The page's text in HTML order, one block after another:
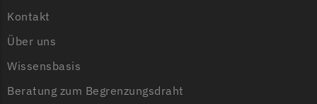
Kontakt
Über uns
Wissensbasis
Beratung zum Begrenzungsdraht